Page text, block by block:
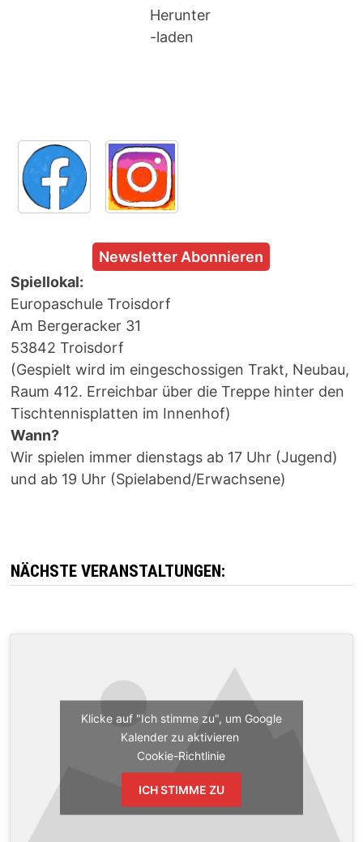
Herunter
-laden
Newsletter Abonnieren
Spiellokal:
Europaschule Troisdorf
Am Bergeracker 31
53842 Troisdorf
(Gespielt wird im eingeschossigen Trakt, Neubau,
Raum 412. Erreichbar über die Treppe hinter den
Tischtennisplatten im Innenhof)
Wann?
Wir spielen immer dienstags ab 17 Uhr (Jugend)
und ab 19 Uhr (Spielabend/Erwachsene)
NÄCHSTE VERANSTALTUNGEN:
Klicke auf "Ich stimme zu", um Google
Kalender zu aktivieren
Cookie-Richtlinie
ICH STIMME ZU